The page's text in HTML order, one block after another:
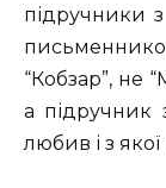
підручники з
“Кобзар”, не
а підручник
любив і з